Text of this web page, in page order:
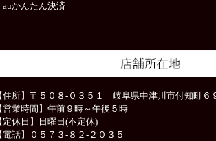
auかんたん決済
住所】〒５０８-０３５１ 岐阜県中津川市付知町６
営業時間】午前９時～午後５時
定休日】日曜日(不定休)
電話】０５７３-８２-２０３５